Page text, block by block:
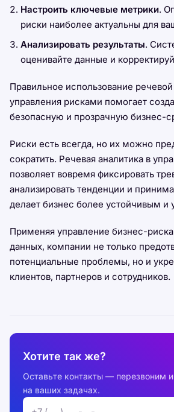
Настроить ключевые метрики.
риски наиболее актуальны для
Анализировать результаты.
оценивайте данные и
Правильное использование
управления рисками помогает
безопасную и прозрачную бизнес-
Риски есть всегда, но их можно
сократить. Речевая аналитика в
позволяет вовремя фиксировать
анализировать тенденции и
делает бизнес более устойчивым
Применяя управление бизнес-
данных, компании не только
потенциальные проблемы, но и
клиентов, партнеров и сотрудников.
Хотите так же?
Оставьте контакты — перезвоним
на ваших задачах.